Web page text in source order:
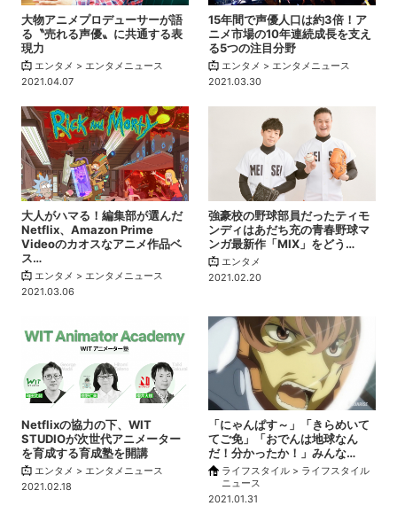
大物アニメプロデューサーが語
る〝売れる声優〟に共通する表
現力
エンタメ > エンタメニュース
2021.04.07
15年間で声優人口は約3倍！ア
ニメ市場の10年連続成長を支え
る5つの注目分野
エンタメ > エンタメニュース
2021.03.30
大人がハマる！編集部が選んだ
Netflix、Amazon Prime
Videoのカオスなアニメ作品ベ
ス…
エンタメ > エンタメニュース
2021.03.06
強豪校の野球部員だったティモ
ンディはあだち充の青春野球マ
ンガ最新作「MIX」をどう…
エンタメ
2021.02.20
Netflixの協力の下、WIT
STUDIOが次世代アニメーター
を育成する育成塾を開講
エンタメ > エンタメニュース
2021.02.18
「にゃんぱす～」「きらめいて
てご免」「おでんは地球なん
だ！分かったか！」みんな…
ライフスタイル > ライフスタイル
ニュース
2021.01.31